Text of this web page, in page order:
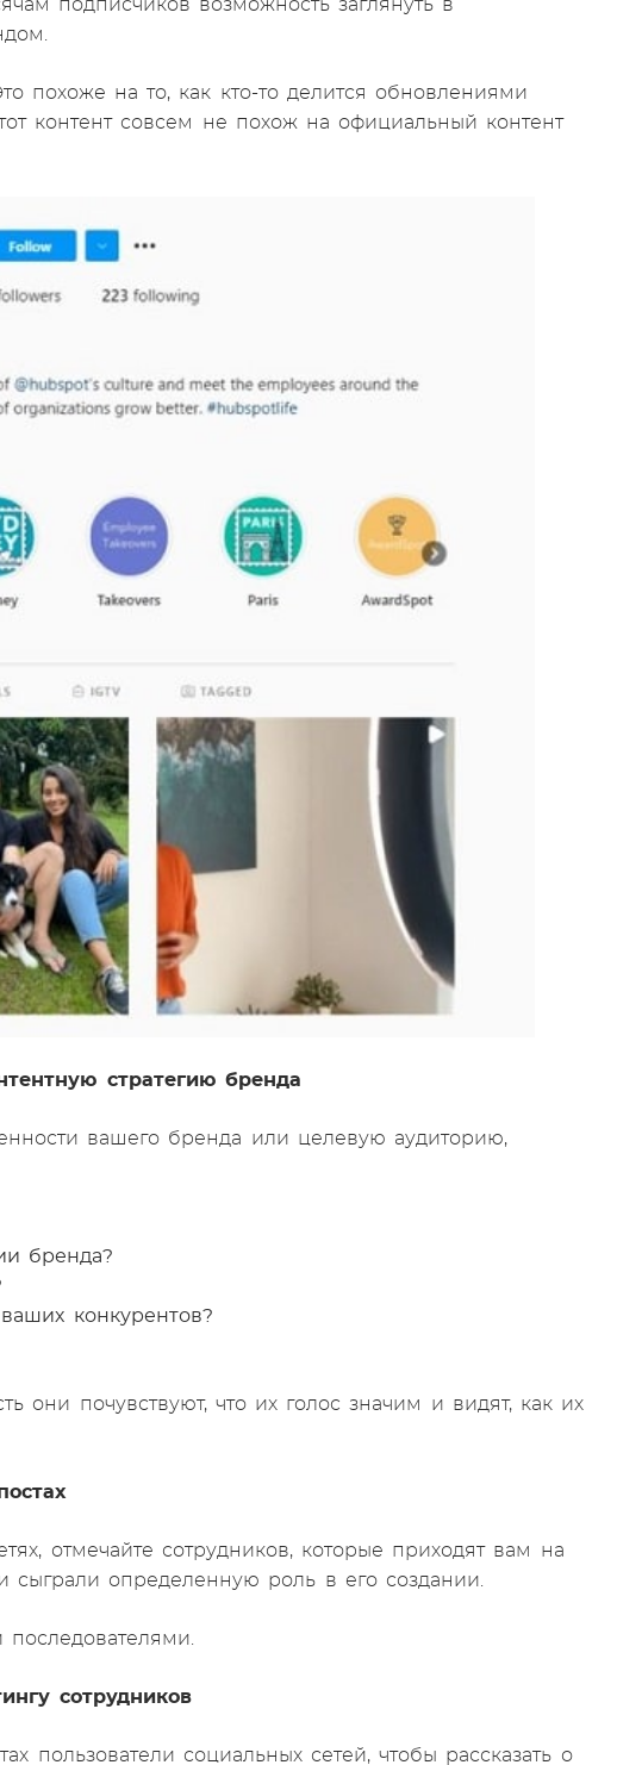
подписчиков возможность заглянуть в
похоже на то, как кто-то делится обновлениями
контент совсем не похож на официальный контент
стратегию бренда
вашего бренда или целевую аудиторию,
бренда?
конкурентов?
они почувствуют, что их голос значим и видят, как их
отмечайте сотрудников, которые приходят вам на
определенную роль в его создании.
сотрудников
пользователи социальных сетей, чтобы рассказать о